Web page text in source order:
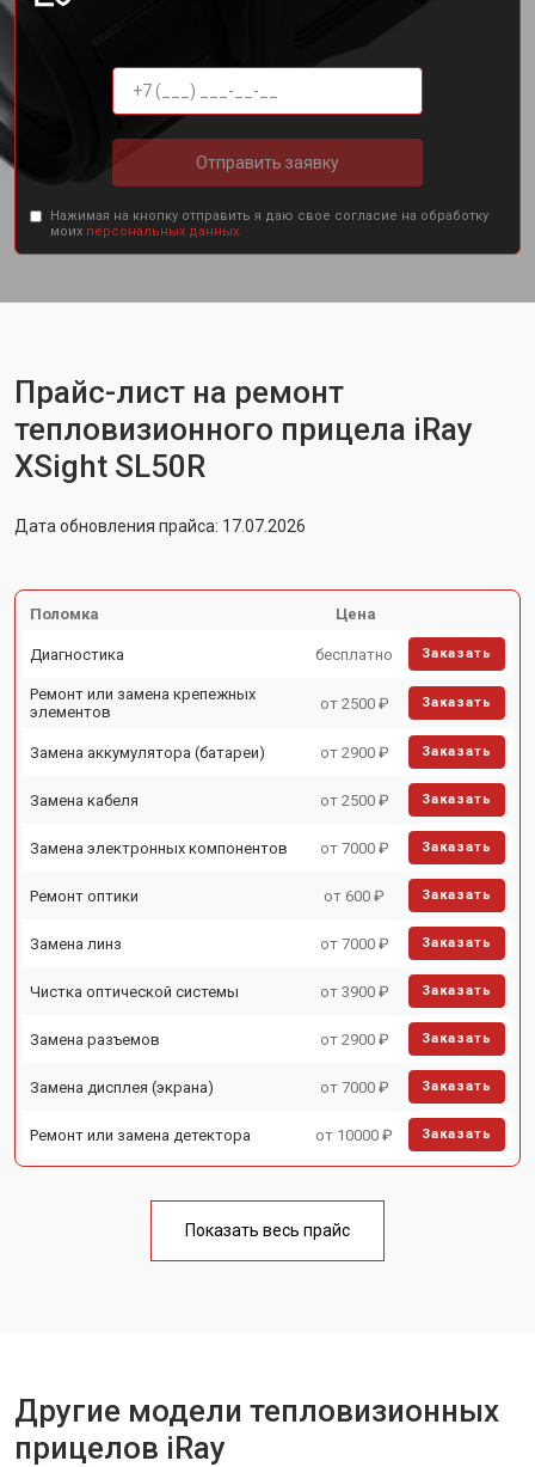
Отправить заявку
Нажимая на кнопку отправить я даю свое согласие на обработку
моих персональных данных.
Прайс-лист на ремонт
тепловизионного прицела iRay
ХSight SL50R
Дата обновления прайса: 17.07.2026
Поломка Цена
Диагностика бесплатно Заказать
Ремонт или замена крепежных
элементов
от 2500 ₽ Заказать
Замена аккумулятора (батареи) от 2900 ₽ Заказать
Замена кабеля от 2500 ₽ Заказать
Замена электронных компонентов от 7000 ₽ Заказать
Ремонт оптики от 600 ₽ Заказать
Замена линз от 7000 ₽ Заказать
Чистка оптической системы от 3900 ₽ Заказать
Замена разъемов от 2900 ₽ Заказать
Замена дисплея (экрана) от 7000 ₽ Заказать
Ремонт или замена детектора от 10000 ₽ Заказать
Показать весь прайс
Другие модели тепловизионных
прицелов iRay